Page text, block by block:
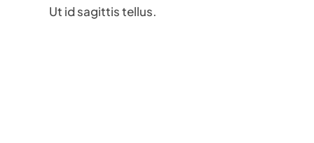
Ut id sagittis tellus.